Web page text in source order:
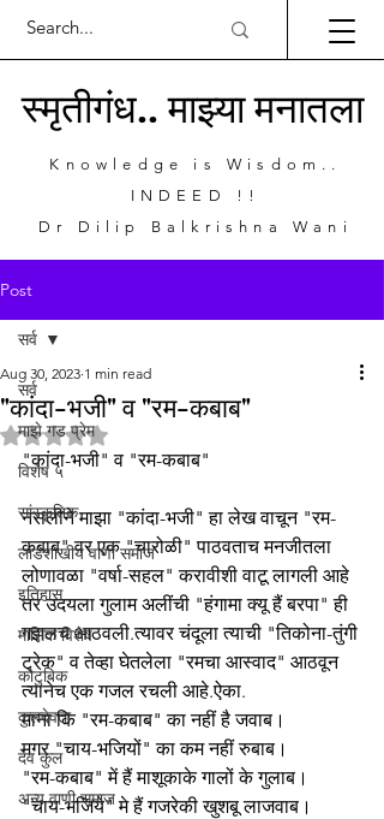
स्मृतीगंध.. माझ्या मनातला
Knowledge is Wisdom..
INDEED !!
Dr Dilip Balkrishna Wani
Post
सर्व
माझे गड प्रेम
विशेष ५
सांस्कृतिक
लाडशाखीय वाणी समाज
इतिहास
मासिक विशेष
कौटुंबिक
कुलदेवता
देव कुल
अन्य वाणी समाज
सर्व
"कांदा-भजी" व "रम-कबाब"
Aug 30, 2023 1 min read
Rated NaN out of 5 stars.
"कांदा-भजी" व "रम-कबाब"
नसलीने माझा "कांदा-भजी" हा लेख वाचून "रम-
कबाब" वर एक "चारोळी" पाठवताच मनजीतला
लोणावळा "वर्षा-सहल" करावीशी वाटू लागली आहे
तर उदयला गुलाम अलींची "हंगामा क्यू हैं बरपा" ही
गझलच आठवली.त्यावर चंदूला त्याची "तिकोना-तुंगी
ट्रेक" व तेव्हा घेतलेला "रमचा आस्वाद" आठवून
त्यानेच एक गजल रचली आहे.ऐका.
माना कि "रम-कबाब" का नहीं है जवाब।
मगर "चाय-भजियों" का कम नहीं रुबाब।
"रम-कबाब" में हैं माशूकाके गालों के गुलाब।
"चाय-भजिये" मे हैं गजरेकी खुशबू लाजवाब।